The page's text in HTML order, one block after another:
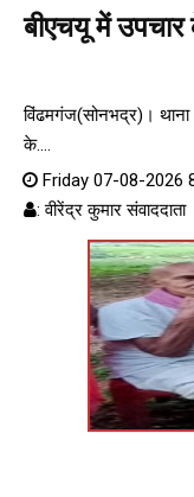
बीएचयू में उपचार
विंढमगंज(सोनभद्र)। थाना
के....
Friday 07-08-2026
: वीरेंद्र कुमार संवाददाता